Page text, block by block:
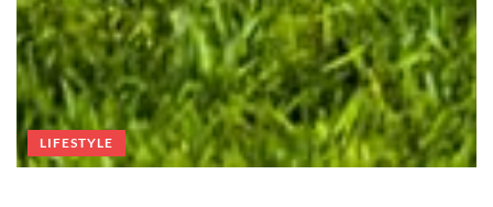
LIFESTYLE